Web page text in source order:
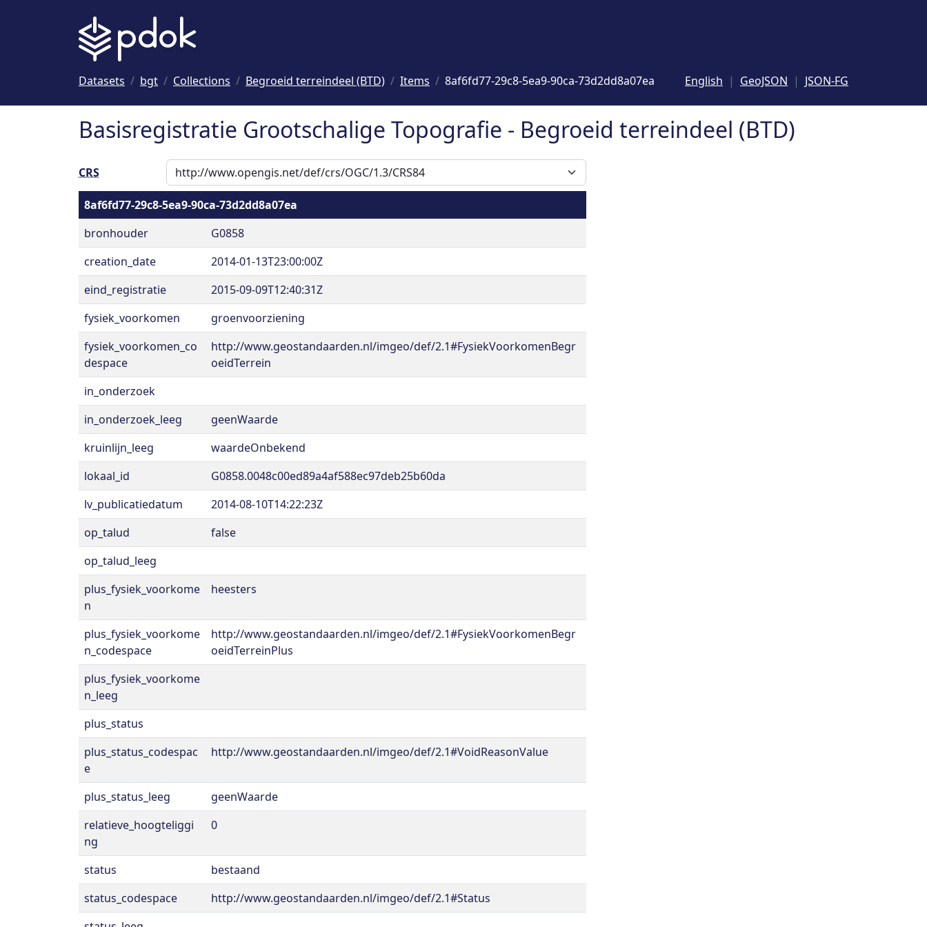
Datasets bgt Collections Begroeid terreindeel (BTD) Items 8af6fd77-29c8-5ea9-90ca-73d2dd8a07ea English GeoJSON JSON-FG
Basisregistratie Grootschalige Topografie - Begroeid terreindeel (BTD)
CRS
8af6fd77-29c8-5ea9-90ca-73d2dd8a07ea
bronhouder
G0858
creation_date
2014-01-13T23:00:00Z
eind_registratie
2015-09-09T12:40:31Z
fysiek_voorkomen
groenvoorziening
fysiek_voorkomen_co
despace
http://www.geostandaarden.nl/imgeo/def/2.1#FysiekVoorkomenBegr
oeidTerrein
in_onderzoek
in_onderzoek_leeg
geenWaarde
kruinlijn_leeg
waardeOnbekend
lokaal_id
G0858.0048c00ed89a4af588ec97deb25b60da
lv_publicatiedatum
2014-08-10T14:22:23Z
op_talud
false
op_talud_leeg
plus_fysiek_voorkome
n
heesters
plus_fysiek_voorkome
n_codespace
http://www.geostandaarden.nl/imgeo/def/2.1#FysiekVoorkomenBegr
oeidTerreinPlus
plus_fysiek_voorkome
n_leeg
plus_status
plus_status_codespac
e
http://www.geostandaarden.nl/imgeo/def/2.1#VoidReasonValue
plus_status_leeg
geenWaarde
relatieve_hoogteliggi
ng
0
status
bestaand
status_codespace
http://www.geostandaarden.nl/imgeo/def/2.1#Status